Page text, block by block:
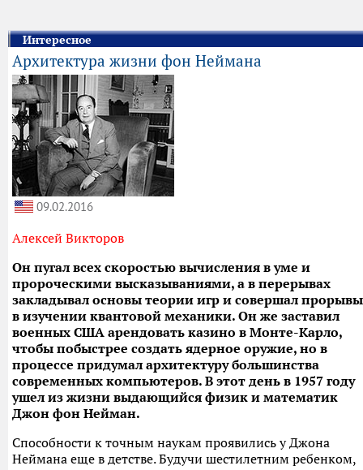
Интересное
Архитектура жизни фон Неймана
09.02.2016
Алексей Викторов
Он пугал всех скоростью вычисления в уме и
пророческими высказываниями, а в перерывах
закладывал основы теории игр и совершал прорывы
в изучении квантовой механики. Он же заставил
военных США арендовать казино в Монте-Карло,
чтобы побыстрее создать ядерное оружие, но в
процессе придумал архитектуру большинства
современных компьютеров. В этот день в 1957 году
ушел из жизни выдающийся физик и математик
Джон фон Нейман.
Способности к точным наукам проявились у Джона
Неймана еще в детстве. Будучи шестилетним ребенком,